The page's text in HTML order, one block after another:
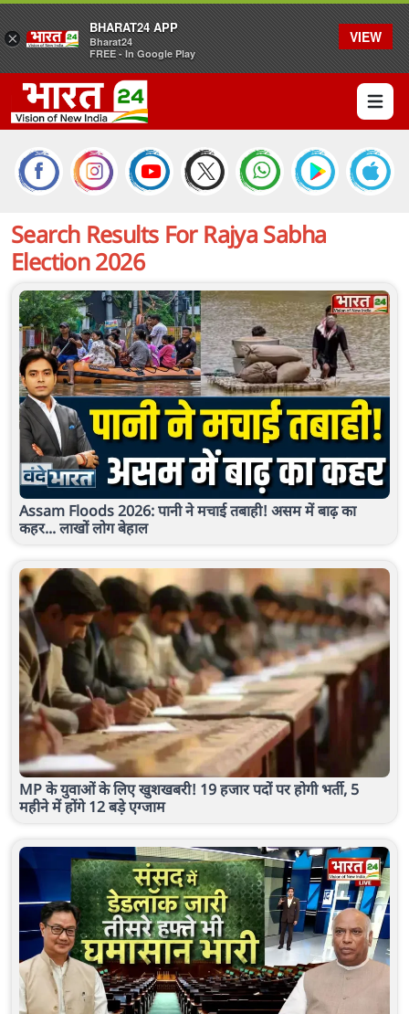
Open
Search Results For Rajya Sabha
Election 2026
Assam Floods 2026: पानी ने मचाई तबाही! असम में बाढ़ का
कहर... लाखों लोग बेहाल
MP के युवाओं के लिए खुशखबरी! 19 हजार पदों पर होगी भर्ती, 5
महीने में होंगे 12 बड़े एग्जाम
×
BHARAT24 APP
Bharat24
FREE - In Google Play
VIEW